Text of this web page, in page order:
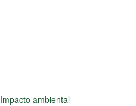
Impacto ambiental